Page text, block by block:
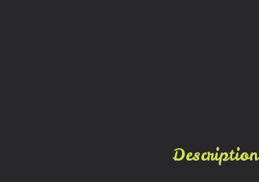
Description